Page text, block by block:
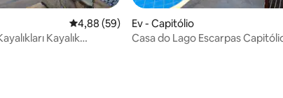
5 üzerinden ortalama 4,88 puan, 59
4,88 (59)
Kayalık
Ev - Capitólio
Casa do Lago Escarpas